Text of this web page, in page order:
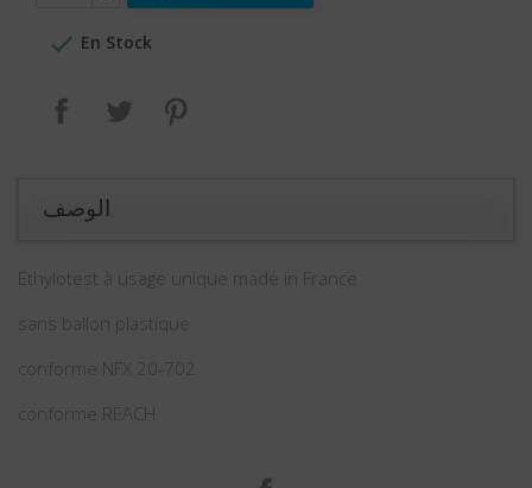
 En Stock
مشاركة تغريدة
الوصف
Ethylotest à usage unique made in France
sans ballon plastique
conforme NFX 20-702
conforme REACH